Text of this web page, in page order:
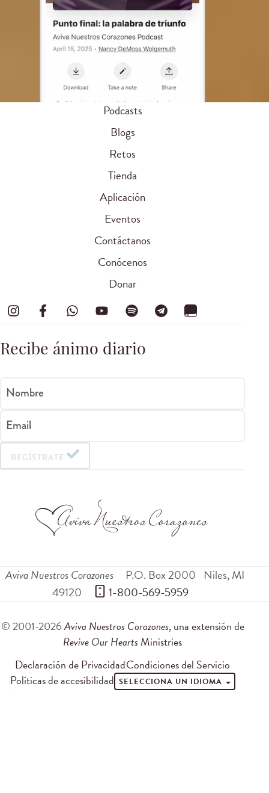
Podcasts
Blogs
Retos
Tienda
Aplicación
Eventos
Contáctanos
Conócenos
Donar
Recibe ánimo diario
Nombre
Email
REGÍSTRATE
Aviva Nuestros Corazones P.O. Box 2000 Niles,MI
49120
1-800-569-5959
© 2001-2026Aviva Nuestros Corazones, una extensión de
Revive Our Hearts Ministries
Declaración de PrivacidadCondiciones del Servicio
Políticas de accesibilidad SELECCIONA UN IDIOMA